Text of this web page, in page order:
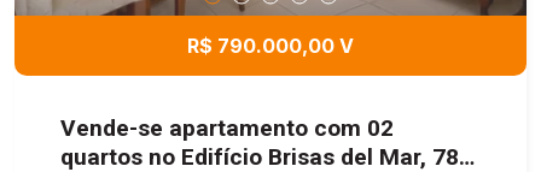
R$ 790.000,00 V
Vende-se apartamento com 02
quartos no Edifício Brisas del Mar, 78